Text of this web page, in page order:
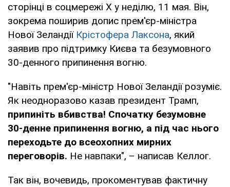
сторінці в соцмережі X у неділю, 11 мая. Він,
зокрема поширив допис прем'єр-міністра
Нової Зеландії Крістофера Лаксона, який
заявив про підтримку Києва та безумовного
30-денного припинення вогню.
"Навіть прем'єр-міністр Нової Зеландії розуміє.
Як неодноразово казав президент Трамп,
припиніть вбивства! Спочатку безумовне
30-денне припинення вогню, а під час нього
переходьте до всеохопних мирних
переговорів. Не навпаки", – написав Келлог.
Так він, вочевидь, прокоментував фактичну